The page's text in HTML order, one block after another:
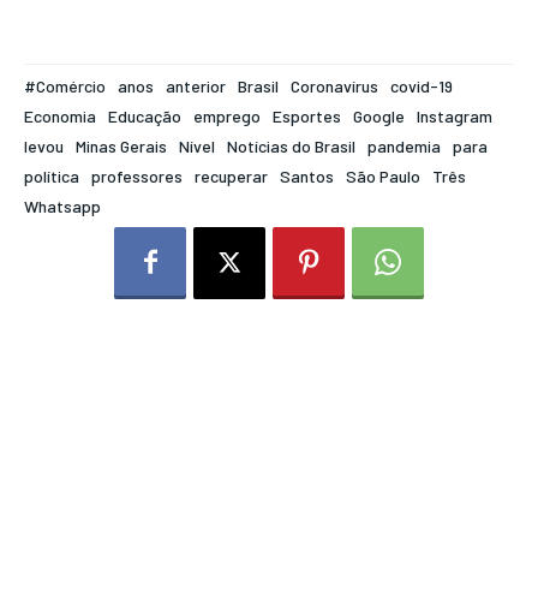
#Comércio anos anterior Brasil Coronavírus
covid-19
Economia
Educação emprego Esportes Google
Instagram
levou
Minas Gerais Nível Notícias do Brasil pandemia
para
política
professores recuperar Santos São Paulo
Três
Whatsapp